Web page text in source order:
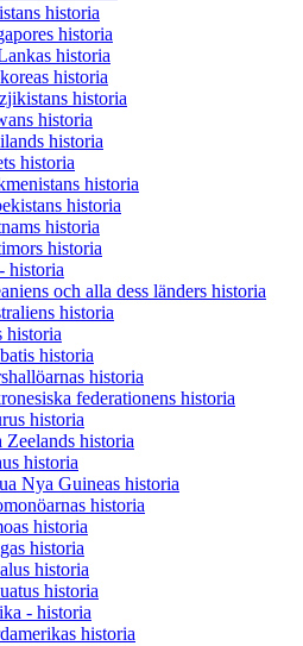
historia
historia
historia
historia
historia
historia
historia
historia
historia
historia
historia
historia
historia
och alla dess länders historia
historia
historia
historia
historia
federationens historia
historia
Zeelands historia
historia
Nya Guineas historia
historia
historia
historia
historia
historia
- historia
historia